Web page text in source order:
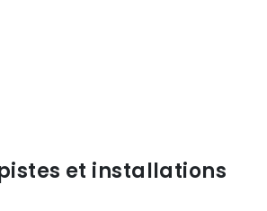
et installations